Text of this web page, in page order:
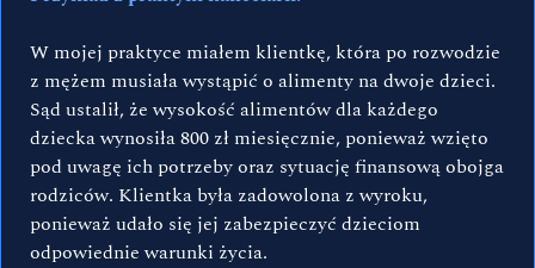
W mojej praktyce miałem klientkę, która po rozwodzie
z mężem musiała wystąpić o alimenty na dwoje dzieci.
Sąd ustalił, że wysokość alimentów dla każdego
dziecka wynosiła 800 zł miesięcznie, ponieważ wzięto
pod uwagę ich potrzeby oraz sytuację finansową obojga
rodziców. Klientka była zadowolona z wyroku,
ponieważ udało się jej zabezpieczyć dzieciom
odpowiednie warunki życia.